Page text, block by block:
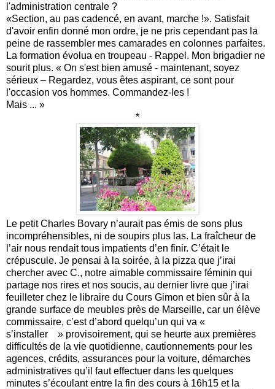
l'administration centrale ?
«Section, au pas cadencé, en avant, marche !». Satisfait
d'avoir enfin donné mon ordre, je ne pris cependant pas la
peine de rassembler mes camarades en colonnes parfaites.
La formation évolua en troupeau - Rappel. Mon brigadier ne
sourit plus. « On s'est bien amusé - maintenant, soyez
sérieux – Regardez, vous êtes aspirant, ce sont pour
l'occasion vos hommes. Commandez-les !
Mais ... »
*
Le petit Charles Bovary n’aurait pas émis de sons plus
incompréhensibles, ni de soupirs plus las. La fraîcheur de
l’air nous rendait tous impatients d’en finir. C’était le
crépuscule. Je pensai à la soirée, à la pizza que j’irai
chercher avec C., notre aimable commissaire féminin qui
partage nos rires et nos soucis, au dernier livre que j’irai
feuilleter chez le libraire du Cours Gimon et bien sûr à la
grande surface de meubles près de Marseille, car un élève
commissaire, c’est d’abord quelqu’un qui va «
s’installer » provisoirement, qui se heurte aux premières
difficultés de la vie quotidienne, cautionnements pour les
agences, crédits, assurances pour la voiture, démarches
administratives qu’il faut effectuer dans les quelques
minutes s’écoulant entre la fin des cours à 16h15 et la